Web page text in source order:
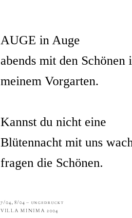
AUGE in Auge
abends mit den Schönen
meinem Vorgarten.
Kannst du nicht eine
Blütennacht mit uns
fragen die Schönen.